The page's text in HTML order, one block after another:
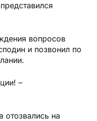
вопросов
и позвонил по
–
отозвались на